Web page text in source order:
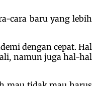
cara baru yang lebih
dengan cepat. Hal
namun juga hal-hal